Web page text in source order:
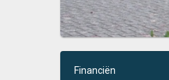
Financiën